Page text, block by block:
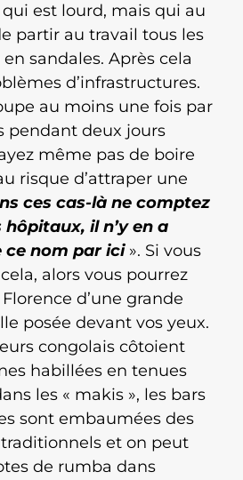
est lourd, mais qui au
partir au travail tous les
sandales. Après cela
d’infrastructures.
au moins une fois par
pendant deux jours
même pas de boire
risque d’attraper une
ces cas-là ne comptez
il n’y en a
ce nom par ici ». Si vous
alors vous pourrez
d’une grande
posée devant vos yeux.
congolais côtoient
habillées en tenues
les « makis », les bars
sont embaumées des
et on peut
de rumba dans